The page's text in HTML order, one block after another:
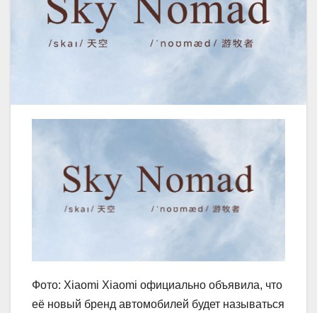
Фото: Xiaomi Xiaomi официально объявила, что
её новый бренд автомобилей будет называться